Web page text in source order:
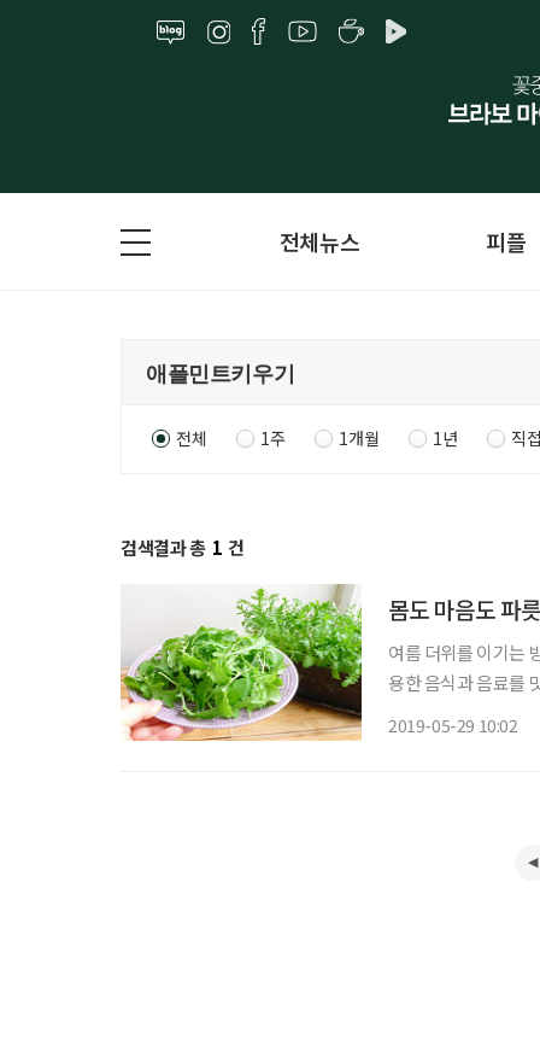
전체뉴스 피플
전체 1주 1개월 1년 직
검색결과 총 1 건
몸도 마음도 파
여름 더위를 이기는
용한 음식과 음료를
2019-05-29 10:02